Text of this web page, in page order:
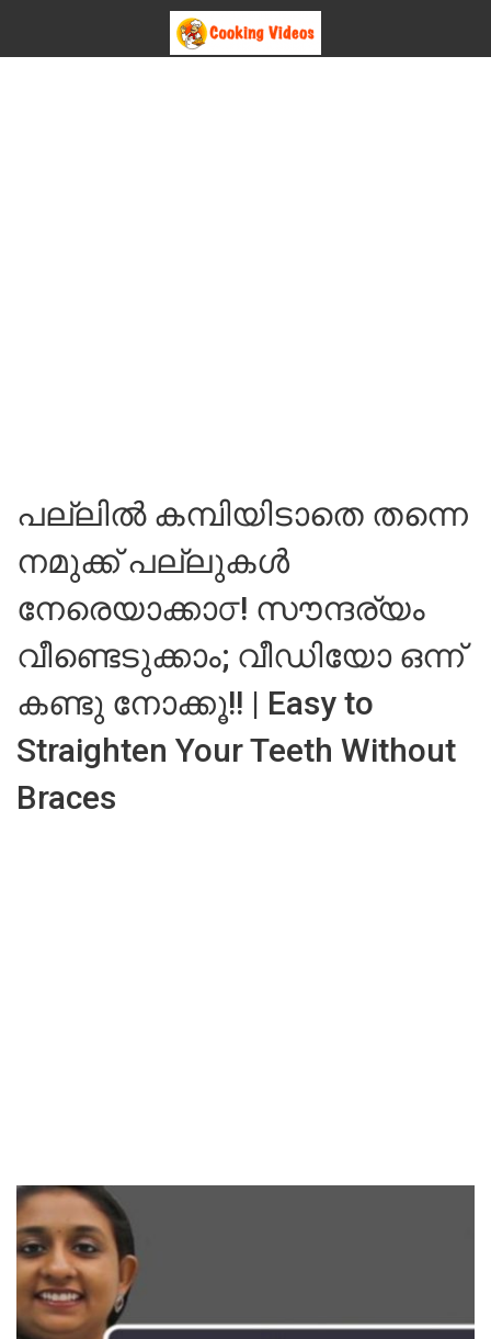
പല്ലിൽ കമ്പിയിടാതെ തന്നെ
നമുക്ക് പല്ലുകൾ
നേരെയാക്കാ൦! സൗന്ദര്യം
വീണ്ടെടുക്കാം; വീഡിയോ ഒന്ന്
കണ്ടു നോക്കൂ!! | Easy to
Straighten Your Teeth Without
Braces